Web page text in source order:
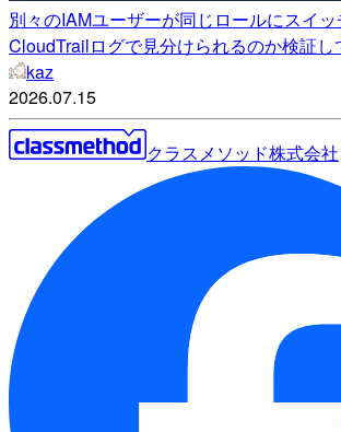
別々のIAMユーザーが同じロールにスイッ
CloudTrailログで見分けられるのか検証し
kaz
2026.07.15
クラスメソッド株式会社